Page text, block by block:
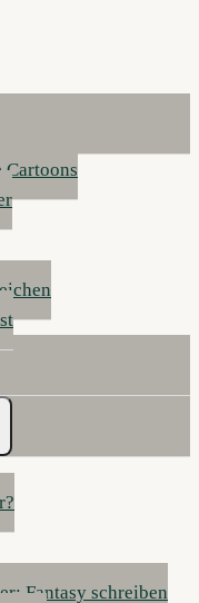
Cartoons
Fantasy schreiben